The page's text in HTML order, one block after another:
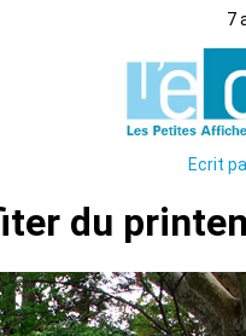
7
Ecrit
du